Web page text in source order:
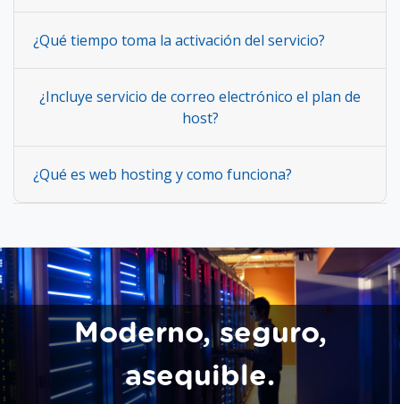
¿Qué tiempo toma la activación del servicio?
¿Incluye servicio de correo electrónico el plan de
host?
¿Qué es web hosting y como funciona?
Moderno, seguro,
asequible.